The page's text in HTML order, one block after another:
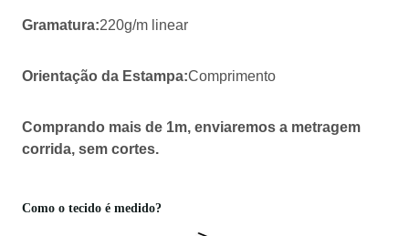
Gramatura:220g/m linear
Orientação da Estampa:Comprimento
Comprando mais de 1m, enviaremos a metragem
corrida, sem cortes.
Como o tecido é medido?